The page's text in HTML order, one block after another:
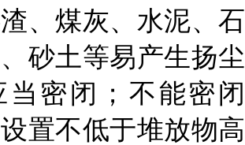
、煤灰、水泥、石
砂土等易产生扬尘
当密闭；不能密闭
置不低于堆放物高